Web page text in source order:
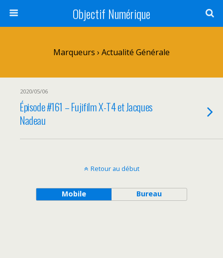
Objectif Numérique
Marqueurs › Actualité Générale
2020/05/06
Épisode #161 – Fujifilm X-T4 et Jacques
Nadeau
Retour au début
Mobile Bureau